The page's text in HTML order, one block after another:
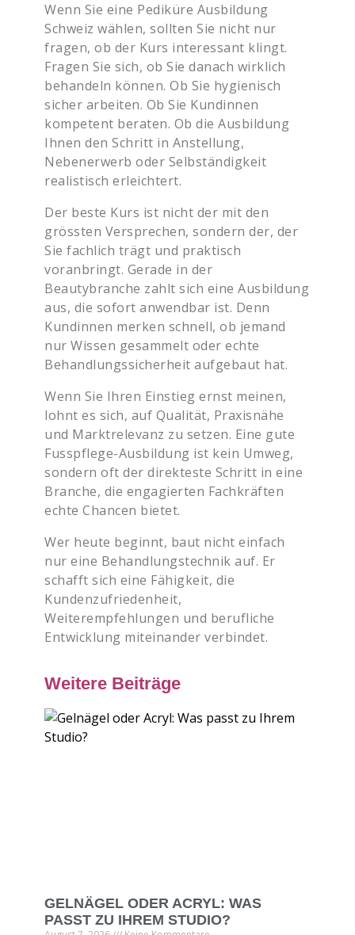
Wenn Sie eine Pediküre Ausbildung
Schweiz wählen, sollten Sie nicht nur
fragen, ob der Kurs interessant klingt.
Fragen Sie sich, ob Sie danach wirklich
behandeln können. Ob Sie hygienisch
sicher arbeiten. Ob Sie Kundinnen
kompetent beraten. Ob die Ausbildung
Ihnen den Schritt in Anstellung,
Nebenerwerb oder Selbständigkeit
realistisch erleichtert.
Der beste Kurs ist nicht der mit den
grössten Versprechen, sondern der, der
Sie fachlich trägt und praktisch
voranbringt. Gerade in der
Beautybranche zahlt sich eine Ausbildung
aus, die sofort anwendbar ist. Denn
Kundinnen merken schnell, ob jemand
nur Wissen gesammelt oder echte
Behandlungssicherheit aufgebaut hat.
Wenn Sie Ihren Einstieg ernst meinen,
lohnt es sich, auf Qualität, Praxisnähe
und Marktrelevanz zu setzen. Eine gute
Fusspflege-Ausbildung ist kein Umweg,
sondern oft der direkteste Schritt in eine
Branche, die engagierten Fachkräften
echte Chancen bietet.
Wer heute beginnt, baut nicht einfach
nur eine Behandlungstechnik auf. Er
schafft sich eine Fähigkeit, die
Kundenzufriedenheit,
Weiterempfehlungen und berufliche
Entwicklung miteinander verbindet.
Weitere Beiträge
GELNÄGEL ODER ACRYL: WAS
PASST ZU IHREM STUDIO?